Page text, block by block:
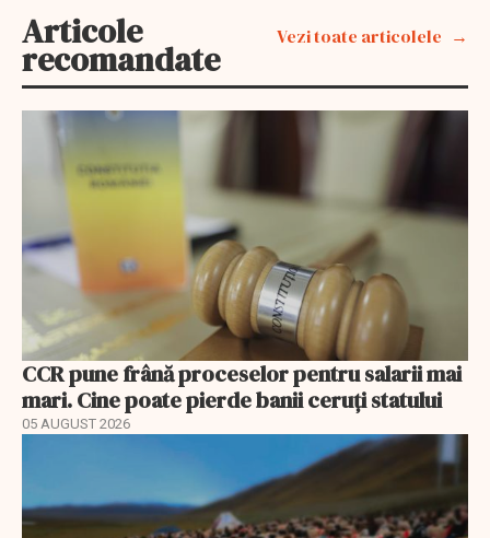
Articole
recomandate
Vezi toate articolele
CCR pune frână proceselor pentru salarii mai
mari. Cine poate pierde banii ceruți statului
05 AUGUST 2026